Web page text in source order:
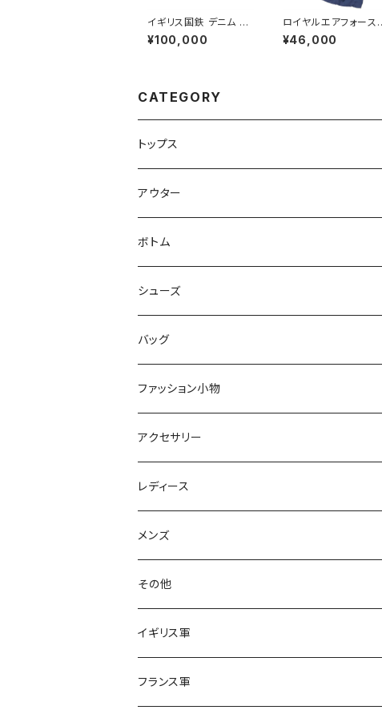
イギリス国鉄 デニム ワ
ークジャケット British
Railways Overall Ja
¥100,000
ロイヤルエアフォース
ウインドプルーフ スモッ
ク 160/96 Royal Air
¥46,000
CATEGORY
トップス
Tシャツ
シャツ
ニット
アウター
ジャケット
コート
ボトム
パンツ
ショートパンツ
スカート
オールインワン
シューズ
バッグ
ファッション小物
アクセサリー
レディース
メンズ
その他
イギリス軍
フランス軍